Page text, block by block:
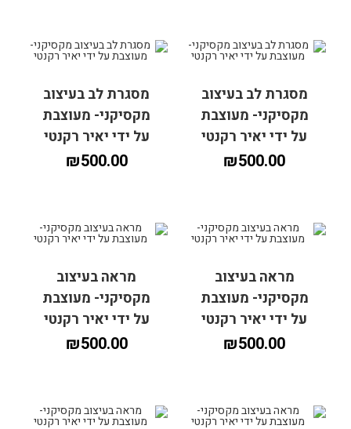
הוספה לסל הוספה לסל
מסגרת לב בעיצוב
מקסיקני- מעוצבת
על ידי יאיר רקנטי
₪500.00
מסגרת לב בעיצוב
מקסיקני- מעוצבת
על ידי יאיר רקנטי
₪500.00
מראה בעיצוב
מקסיקני- מעוצבת
על ידי יאיר רקנטי
₪500.00
מראה בעיצוב
מקסיקני- מעוצבת
על ידי יאיר רקנטי
₪500.00